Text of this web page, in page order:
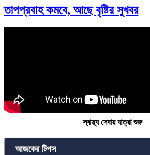
তাপপ্রবাহ কমবে, আছে বৃষ্টির সুখবর
স্বাস্থ্য সেবায় যাত্রা শুরু
আজকের টিপস